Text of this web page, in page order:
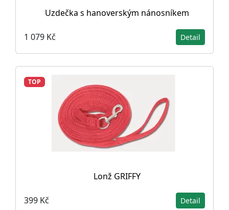
Uzdečka s hanoverským nánosníkem
1 079 Kč Detail
TOP
Lonž GRIFFY
399 Kč Detail